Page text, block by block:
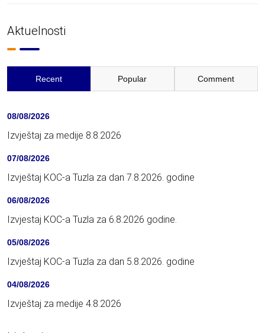
Aktuelnosti
Recent Popular Comment
08/08/2026
Izvještaj za medije 8.8.2026
07/08/2026
Izvještaj KOC-a Tuzla za dan 7.8.2026. godine
06/08/2026
Izvjestaj KOC-a Tuzla za 6.8.2026 godine.
05/08/2026
Izvještaj KOC-a Tuzla za dan 5.8.2026. godine
04/08/2026
Izvještaj za medije 4.8.2026